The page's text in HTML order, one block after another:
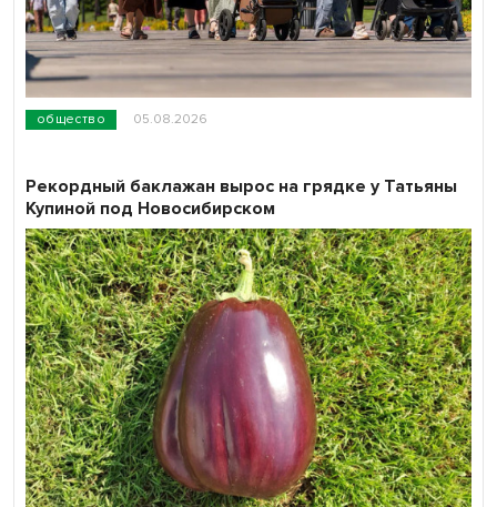
общество 05.08.2026
Рекордный баклажан вырос на грядке у Татьяны
Купиной под Новосибирском